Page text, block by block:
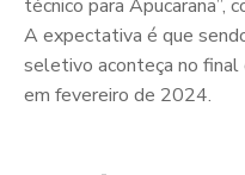
técnico para Apucarana”,
A expectativa é que
seletivo aconteça no final
em fevereiro de 2024.